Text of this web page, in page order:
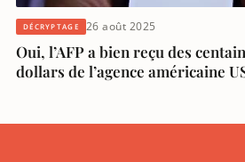
DÉCRYPTAGE 26 août 2025
Oui, l’AFP a bien reçu des
dollars de l’agence américaine